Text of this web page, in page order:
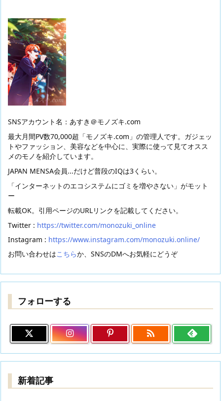
SNSアカウント名：あすき＠モノズキ.com
最大月間PV数70,000超「モノズキ.com」の管理人です。ガジェッ
トやファッション、美容などを中心に、実際に使って見てオスス
メのモノを紹介しています。
JAPAN MENSA会員...だけど普段のIQは3くらい。
「インターネットのエコシステムにゴミを増やさない」がモット
ー
転載OK。引用ページのURLリンクを記載してください。
Twitter : https://twitter.com/monozuki_online
Instagram : https://www.instagram.com/monozuki.online/
お問い合わせはこちらか、SNSのDMへお気軽にどうぞ
フォローする

新着記事